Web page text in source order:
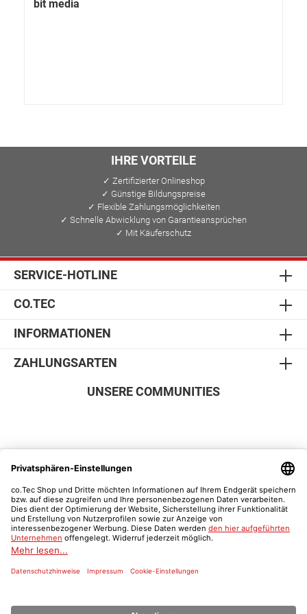
bit media
IHRE VORTEILE
✓ Zertifizierter Onlineshop
✓ Günstige Bildungspreise
✓ Flexible Zahlungsmöglichkeiten
✓ Schnelle Abwicklung von Garantieansprüchen
✓ Mit Käuferschutz
SERVICE-HOTLINE
CO.TEC
INFORMATIONEN
ZAHLUNGSARTEN
SICHER EINKAUFEN
UNSERE COMMUNITIES